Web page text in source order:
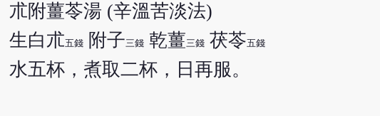
朮附薑苓湯 (辛溫苦淡法)
生白朮五錢附子三錢乾薑三錢茯苓五錢
水五杯，煮取二杯，日再服。